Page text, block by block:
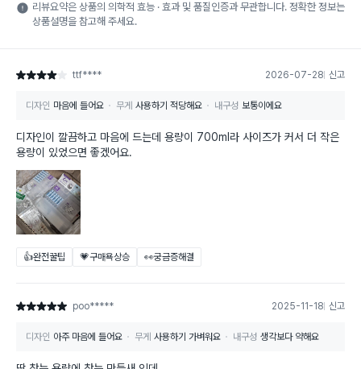
리뷰요약은 상품의 의학적 효능 · 효과 및 품질인증과 무관합니다. 정확한 정보는
상품설명을 참고해 주세요.
별점 4점 ttf**** 2026-07-28 신고
디자인 마음에 들어요 무게 사용하기 적당해요 내구성 보통이에요
디자인이 깔끔하고 마음에 드는데 용량이 700ml라 사이즈가 커서 더 작은
용량이 있었으면 좋겠어요.
👍완전꿀팁 💗구매욕상승 👀궁금증해결
별점 5점 poo***** 2025-11-18 신고
디자인 아주 마음에 들어요 무게 사용하기 가벼워요 내구성 생각보다 약해요